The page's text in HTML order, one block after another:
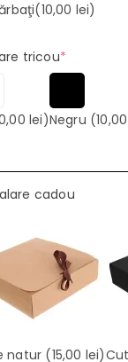
(10,00 lei)
tricou*(required)
lei)Negru
cadou
natur (15,00 lei)